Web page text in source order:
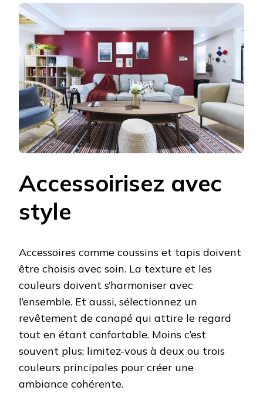
Accessoirisez avec
style
Accessoires comme coussins et tapis doivent
être choisis avec soin. La texture et les
couleurs doivent s’harmoniser avec
l’ensemble. Et aussi, sélectionnez un
revêtement de canapé qui attire le regard
tout en étant confortable. Moins c’est
souvent plus; limitez-vous à deux ou trois
couleurs principales pour créer une
ambiance cohérente.